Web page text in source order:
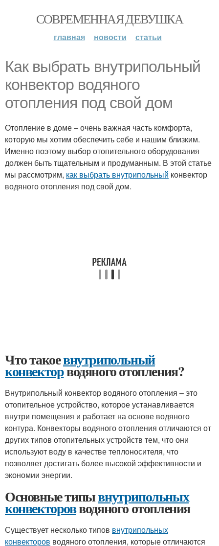
СОВРЕМЕННАЯ ДЕВУШКА
главная новости статьи
Как выбрать внутрипольный
конвектор водяного
отопления под свой дом
Отопление в доме – очень важная часть комфорта,
которую мы хотим обеспечить себе и нашим близким.
Именно поэтому выбор отопительного оборудования
должен быть тщательным и продуманным. В этой статье
мы рассмотрим, как выбрать внутрипольный конвектор
водяного отопления под свой дом.
Что такоевнутрипольный
конвекторводяного отопления?
Внутрипольный конвектор водяного отопления – это
отопительное устройство, которое устанавливается
внутри помещения и работает на основе водяного
контура. Конвекторы водяного отопления отличаются от
других типов отопительных устройств тем, что они
используют воду в качестве теплоносителя, что
позволяет достигать более высокой эффективности и
экономии энергии.
Основные типывнутрипольных
конвекторовводяного отопления
Существует несколько типов внутрипольных
конвекторов водяного отопления, которые отличаются